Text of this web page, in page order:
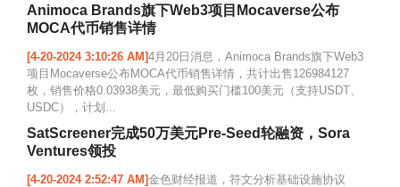
Animoca Brands旗下Web3项目Mocaverse公布
MOCA代币销售详情
[4-20-2024 3:10:26 AM]4月20日消息，Animoca Brands旗下Web3
项目Mocaverse公布MOCA代币销售详情，共计出售126984127
枚，销售价格0.03938美元，最低购买门槛100美元（支持USDT、
USDC），计划...
SatScreener完成50万美元Pre-Seed轮融资，Sora
Ventures领投
[4-20-2024 2:52:47 AM]金色财经报道，符文分析基础设施协议